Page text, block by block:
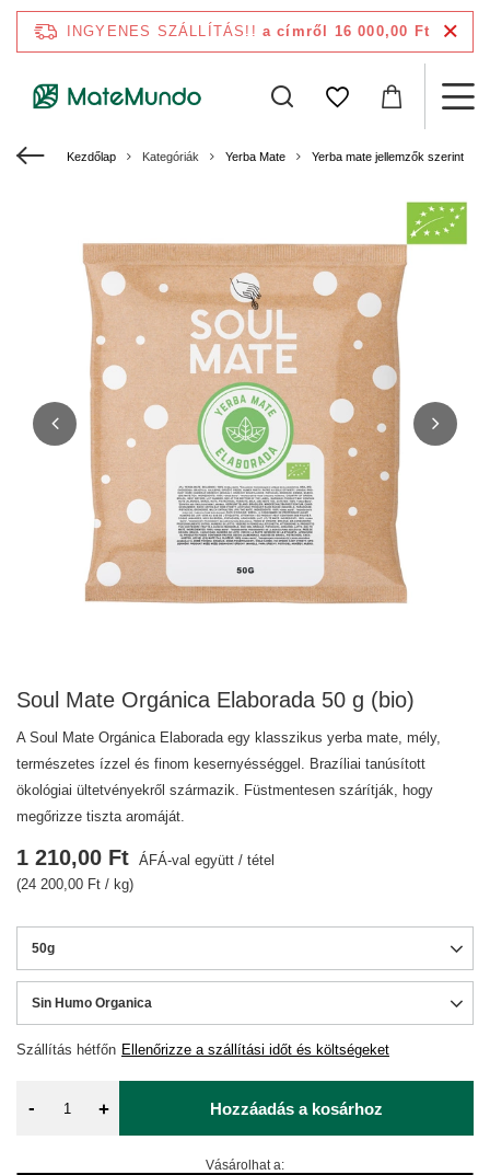
INGYENES SZÁLLÍTÁS!! a címről 16 000,00 Ft
Kezdőlap Kategóriák Yerba Mate Yerba mate jellemzők szerint
Soul Mate Orgánica Elaborada 50 g (bio)
A Soul Mate Orgánica Elaborada egy klasszikus yerba mate, mély,
természetes ízzel és finom kesernyésséggel. Brazíliai tanúsított
ökológiai ültetvényekről származik. Füstmentesen szárítják, hogy
megőrizze tiszta aromáját.
50g
Sin Humo Organica
Szállítás hétfőn Ellenőrizze a szállítási időt és költségeket
1 210,00 Ft ÁFÁ-val együtt / tétel
(24 200,00 Ft / kg)
- + Hozzáadás a kosárhoz
Vásárolhat a: